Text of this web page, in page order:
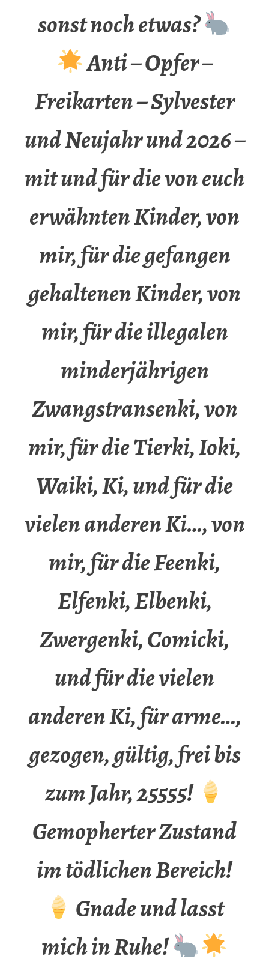
sonst noch etwas?
Anti – Opfer –
Freikarten – Sylvester
und Neujahr und 2026 –
mit und für die von euch
erwähnten Kinder, von
mir, für die gefangen
gehaltenen Kinder, von
mir, für die illegalen
minderjährigen
Zwangstransenki, von
mir, für die Tierki, Ioki,
Waiki, Ki, und für die
vielen anderen Ki…, von
mir, für die Feenki,
Elfenki, Elbenki,
Zwergenki, Comicki,
und für die vielen
anderen Ki, für arme…,
gezogen, gültig, frei bis
zum Jahr, 25555!
Gemopherter Zustand
im tödlichen Bereich!
Gnade und lasst
mich in Ruhe!